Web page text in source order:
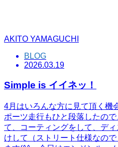
AKITO YAMAGUCHI
BLOG
2026.03.19
Simple is イイネッ！
4月はいろんな方に見て頂く機
ポーツ走行もひと段落したの
て、コーティングをして、デ
けして（ストリート仕様なの